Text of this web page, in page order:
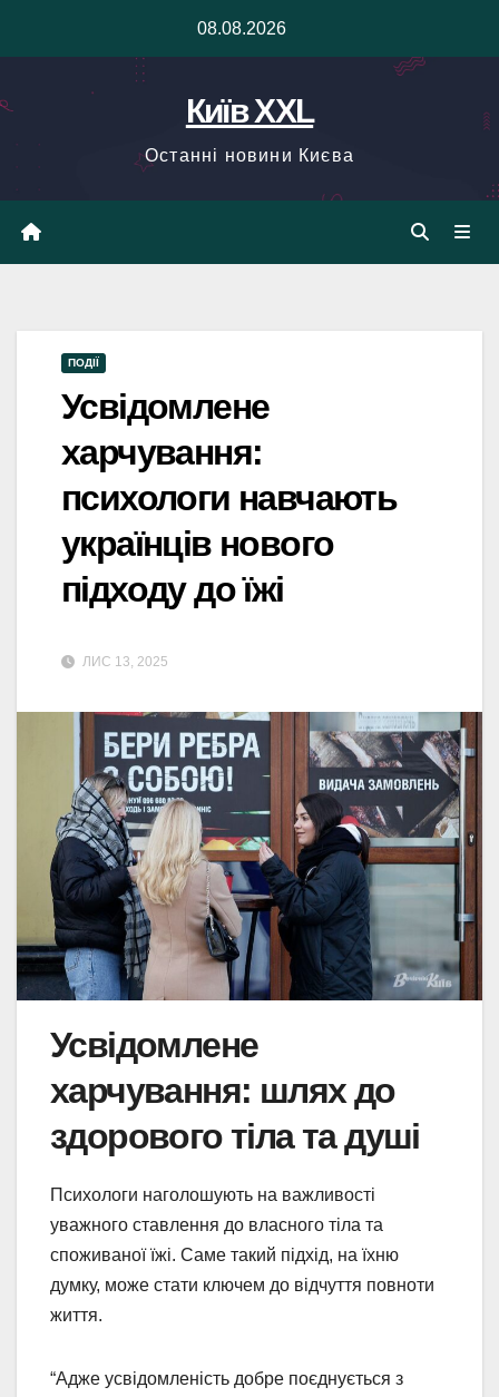
08.08.2026
Київ XXL
Останні новини Києва
ПОДІЇ
Усвідомлене
харчування:
психологи навчають
українців нового
підходу до їжі
ЛИС 13, 2025
Усвідомлене
харчування: шлях до
здорового тіла та душі
Психологи наголошують на важливості
уважного ставлення до власного тіла та
споживаної їжі. Саме такий підхід, на їхню
думку, може стати ключем до відчуття повноти
життя.
“Адже усвідомленість добре поєднується з